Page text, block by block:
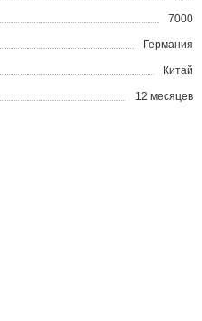
7000
Германия
Китай
12 месяцев